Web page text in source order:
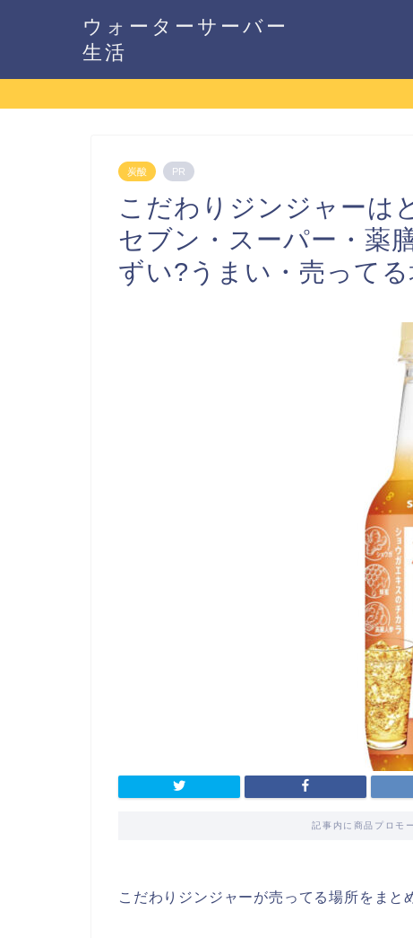
ウォーターサーバー
生活
炭酸 PR
こだわりジンジャーは
セブン・スーパー・薬
ずい?うまい・売って
記事内に商品プロモ
こだわりジンジャーが売ってる場所をまと